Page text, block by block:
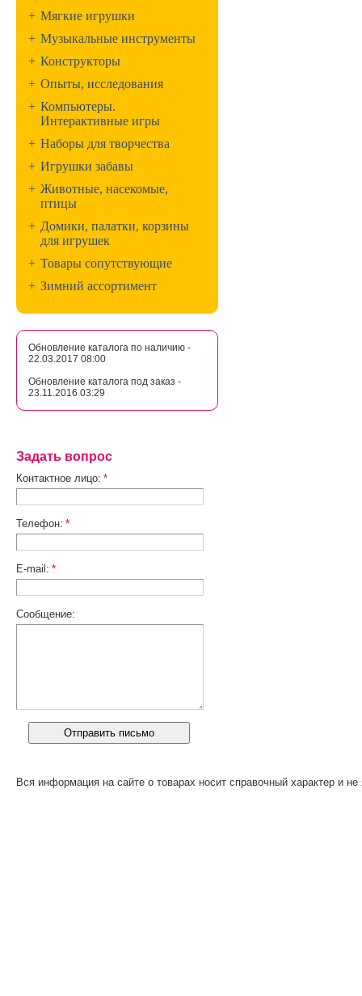
+ Мягкие игрушки
+ Музыкальные инструменты
+ Конструкторы
+ Опыты, исследования
+ Компьютеры.
Интерактивные игры
+ Наборы для творчества
+ Игрушки забавы
+ Животные, насекомые,
птицы
+ Домики, палатки, корзины
для игрушек
+ Товары сопутствующие
+ Зимний ассортимент
Обновление каталога по наличию -
22.03.2017 08:00
Обновление каталога под заказ -
23.11.2016 03:29
Задать вопрос
Контактное лицо: *
Телефон: *
E-mail: *
Сообщение:
Вся информация на сайте о товарах носит справочный характер и